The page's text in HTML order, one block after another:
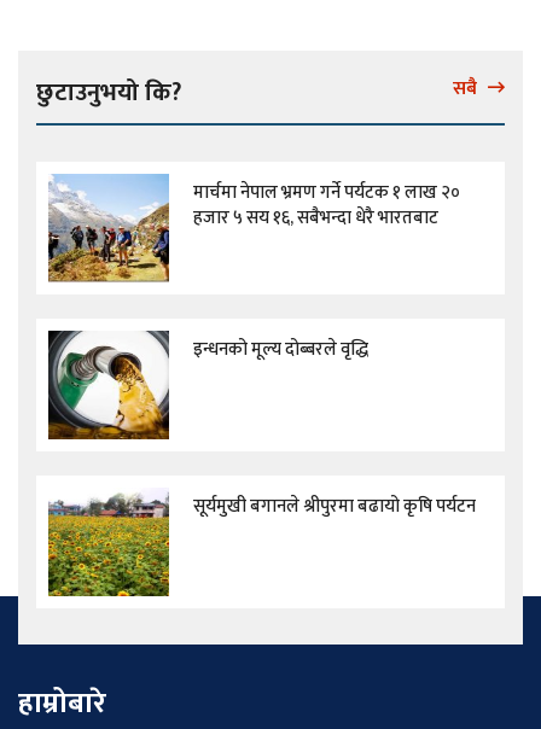
छुटाउनुभयो कि? सबै
मार्चमा नेपाल भ्रमण गर्ने पर्यटक १ लाख २०
हजार ५ सय १६, सबैभन्दा धेरै भारतबाट
इन्धनको मूल्य दोब्बरले वृद्धि
सूर्यमुखी बगानले श्रीपुरमा बढायो कृषि पर्यटन
हाम्रोबारे